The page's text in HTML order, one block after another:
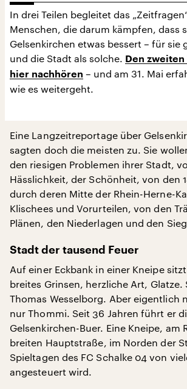
In drei Teilen begleitet das
Menschen, die darum kämpfen, dass
Gelsenkirchen etwas bessert – für sie
und die Stadt als solche. Den
hier nachhören – und am 31. Mai
wie es weitergeht.
Eine Langzeitreportage über
sagten doch die meisten zu. Sie
den riesigen Problemen ihrer Stadt,
Hässlichkeit, der Schönheit, von den
durch deren Mitte der Rhein-Herne-
Klischees und Vorurteilen, von den
Plänen, den Niederlagen und den
Stadt der tausend Feuer
Auf einer Eckbank in einer Kneipe
breites Grinsen, herzliche Art, Glatze.
Thomas Wesselborg. Aber eigentlich
nur Thommi. Seit 36 Jahren führt er
Gelsenkirchen-Buer. Eine Kneipe, am
breiten Hauptstraße, im Norden der
Spieltagen des FC Schalke 04 von
angesteuert wird.